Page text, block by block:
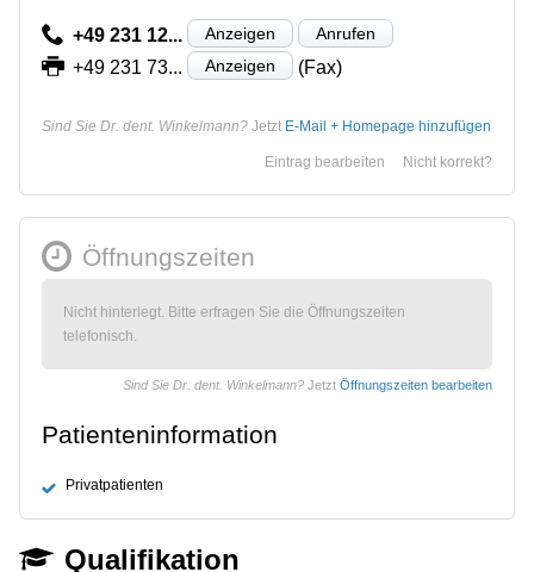
+49 231 12... Anzeigen Anrufen
+49 231 73... Anzeigen (Fax)
Sind Sie Dr. dent. Winkelmann? Jetzt E-Mail + Homepage hinzufügen
Nicht korrekt?
Eintrag bearbeiten
Öffnungszeiten
Nicht hinterlegt. Bitte erfragen Sie die Öffnungszeiten
telefonisch.
Sind Sie Dr. dent. Winkelmann? Jetzt Öffnungszeiten bearbeiten
Patienteninformation
Privatpatienten
Qualifikation